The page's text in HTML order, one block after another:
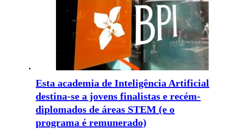
Esta academia de Inteligência Artificial
destina-se a jovens finalistas e recém-
diplomados de áreas STEM (e o
programa é remunerado)